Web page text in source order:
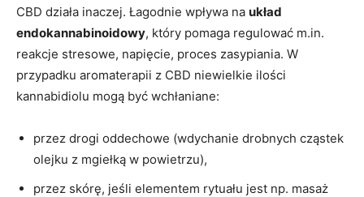
CBD działa inaczej. Łagodnie wpływa na układ
endokannabinoidowy, który pomaga regulować m.in.
reakcje stresowe, napięcie, proces zasypiania. W
przypadku aromaterapii z CBD niewielkie ilości
kannabidiolu mogą być wchłaniane:
przez drogi oddechowe (wdychanie drobnych cząstek
olejku z mgiełką w powietrzu),
przez skórę, jeśli elementem rytuału jest np. masaż